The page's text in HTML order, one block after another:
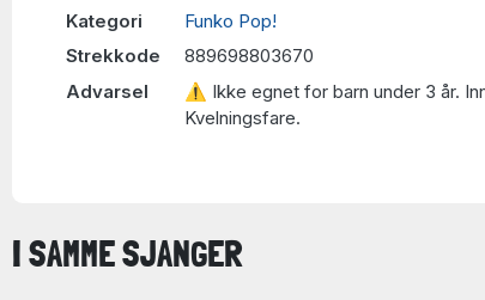
Kategori
Funko Pop!
Strekkode
889698803670
Advarsel
⚠ Ikke egnet for barn under 3 år.
Kvelningsfare.
I SAMME SJANGER